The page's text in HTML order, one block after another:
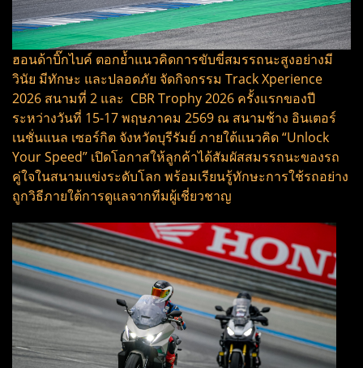
ฮอนด้าบิ๊กไบค์ ตอกย้ำแนวคิดการขับขี่สมรรถนะสูงอย่างมี
วินัย มีทักษะ และปลอดภัย จัดกิจกรรม Track Xperience
2026 สนามที่ 2 และ CBR Trophy 2026 ครั้งแรกของปี
ระหว่างวันที่ 15-17 พฤษภาคม 2569 ณ สนามช้าง อินเตอร์
เนชั่นแนล เซอร์กิต จังหวัดบุรีรัมย์ ภายใต้แนวคิด “Unlock
Your Speed” เปิดโอกาสให้ลูกค้าได้สัมผัสสมรรถนะของรถ
คู่ใจในสนามแข่งระดับโลก พร้อมเรียนรู้ทักษะการใช้รถอย่าง
ถูกวิธีภายใต้การดูแลจากทีมผู้เชี่ยวชาญ